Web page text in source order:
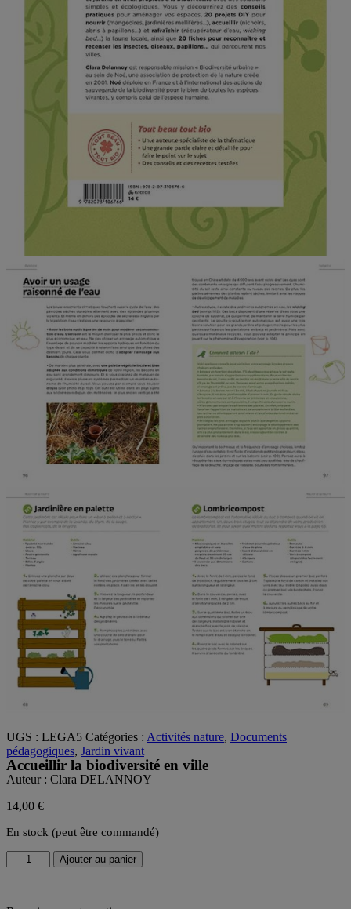
UGS : LEGA5 Catégories : Activités nature, Documents
pédagogiques, Jardin vivant
Accueillir la biodiversité en ville
Auteur : Clara DELANNOY
14,00 €
En stock (peut être commandé)
quantité
de
Ajouter au panier